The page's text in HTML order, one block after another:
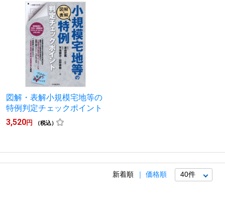
図解・表解小規模宅地等の
特例判定チェックポイント
3,520円 （税込）
新着順 価格順